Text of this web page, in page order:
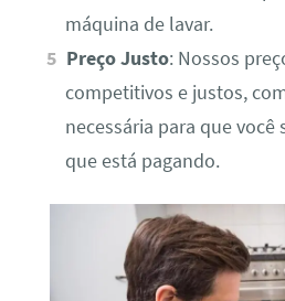
máquina de lavar.
Preço Justo: Nossos
competitivos e justos,
necessária para que você
que está pagando.